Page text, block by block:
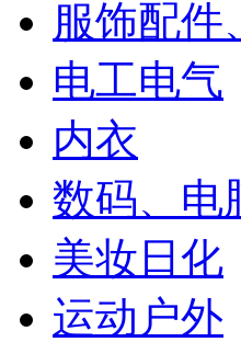
服饰配件
电工电气
内衣
数码、电
美妆日化
运动户外